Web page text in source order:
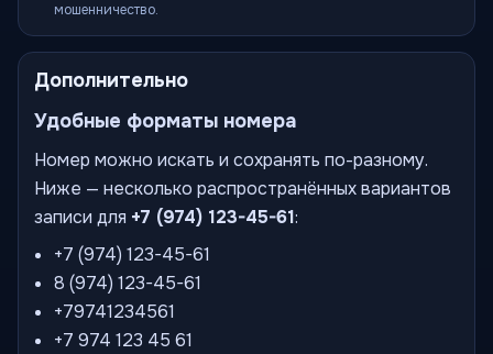
мошенничество.
Дополнительно
Удобные форматы номера
Номер можно искать и сохранять по-разному.
Ниже — несколько распространённых вариантов
записи для +7 (974) 123-45-61:
+7 (974) 123-45-61
8 (974) 123-45-61
+79741234561
+7 974 123 45 61